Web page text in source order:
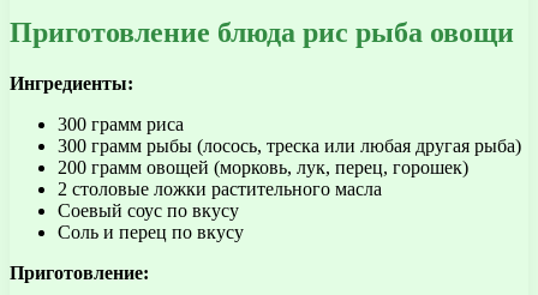
Приготовление блюда рис рыба овощи
Ингредиенты:
300 грамм риса
300 грамм рыбы (лосось, треска или любая другая рыба)
200 грамм овощей (морковь, лук, перец, горошек)
2 столовые ложки растительного масла
Соевый соус по вкусу
Соль и перец по вкусу
Приготовление: